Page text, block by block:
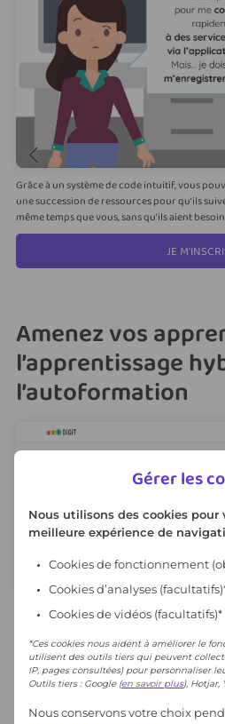
Grâce à un système de code intuitif, vous
une succession de ressources pour qu’ils
même temps que vous, sans qu’ils aient
JE
Amenez vos
l’apprentissage
l’autoformation
Accompagnez vos apprenants dans leur
espace de formation et déterminez les
séances ou en autonomie.
JE
Gérer les
Nous utilisons des cookies pour
meilleure expérience de
Cookies de fonctionnement
Cookies d’analyses
Cookies de vidéos (facultatifs)*
*Ces cookies nous aident à améliorer le
utilisent des outils tiers qui peuvent
IP, pages consultées) pour personnaliser
Outils tiers : Google (en savoir plus), Hotjar,
Nous conservons votre choix